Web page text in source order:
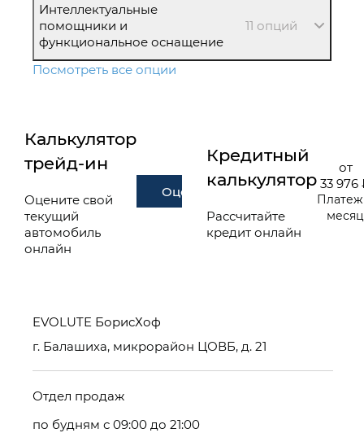
Интеллектуальные
помощники и
функциональное оснащение
11 опций
Посмотреть все опции
Калькулятор
трейд-ин
Оцените свой
текущий
автомобиль
онлайн
Оценить
Кредитный
калькулятор
Рассчитайте
кредит онлайн
от
33 976
месяц
EVOLUTE БорисХоф
г. Балашиха, микрорайон ЦОВБ, д. 21
Отдел продаж
по будням с 09:00 до 21:00